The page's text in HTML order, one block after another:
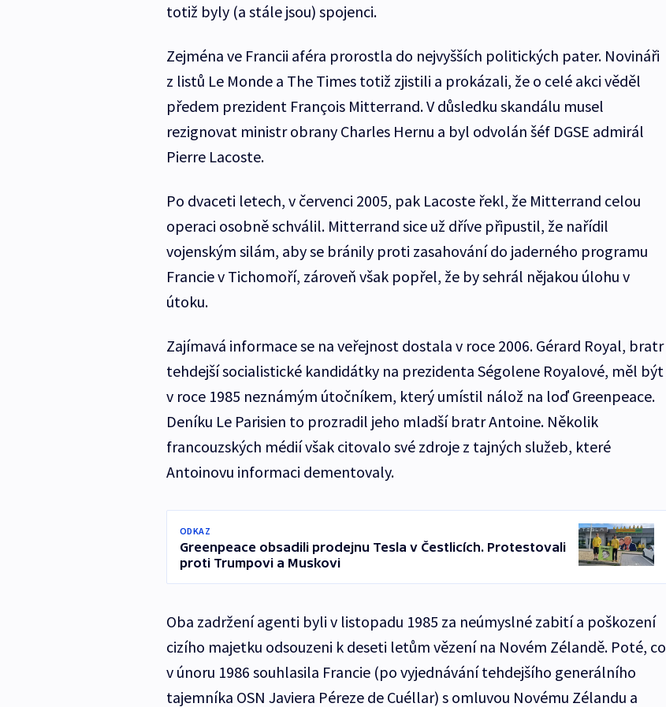
totiž byly (a stále jsou) spojenci.
Zejména ve Francii aféra prorostla do nejvyšších politických pater. Novináři
z listů Le Monde a The Times totiž zjistili a prokázali, že o celé akci věděl
předem prezident François Mitterrand. V důsledku skandálu musel
rezignovat ministr obrany Charles Hernu a byl odvolán šéf DGSE admirál
Pierre Lacoste.
Po dvaceti letech, v červenci 2005, pak Lacoste řekl, že Mitterrand celou
operaci osobně schválil. Mitterrand sice už dříve připustil, že nařídil
vojenským silám, aby se bránily proti zasahování do jaderného programu
Francie v Tichomoří, zároveň však popřel, že by sehrál nějakou úlohu v
útoku.
Zajímavá informace se na veřejnost dostala v roce 2006. Gérard Royal, bratr
tehdejší socialistické kandidátky na prezidenta Ségolene Royalové, měl být
v roce 1985 neznámým útočníkem, který umístil nálož na loď Greenpeace.
Deníku Le Parisien to prozradil jeho mladší bratr Antoine. Několik
francouzských médií však citovalo své zdroje z tajných služeb, které
Antoinovu informaci dementovaly.
ODKAZ
Greenpeace obsadili prodejnu Tesla v Čestlicích. Protestovali
proti Trumpovi a Muskovi
Oba zadržení agenti byli v listopadu 1985 za neúmyslné zabití a poškození
cizího majetku odsouzeni k deseti letům vězení na Novém Zélandě. Poté, co
v únoru 1986 souhlasila Francie (po vyjednávání tehdejšího generálního
tajemníka OSN Javiera Péreze de Cuéllar) s omluvou Novému Zélandu a